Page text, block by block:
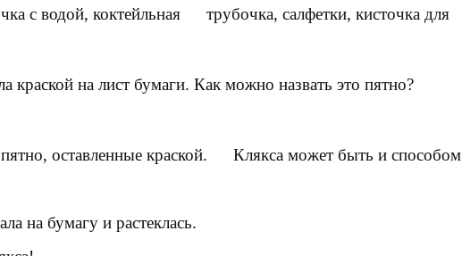
с водой, коктейльная трубочка, салфетки, кисточка для
краской на лист бумаги. Как можно назвать это пятно?
оставленные краской. Клякса может быть и способом
на бумагу и растеклась.